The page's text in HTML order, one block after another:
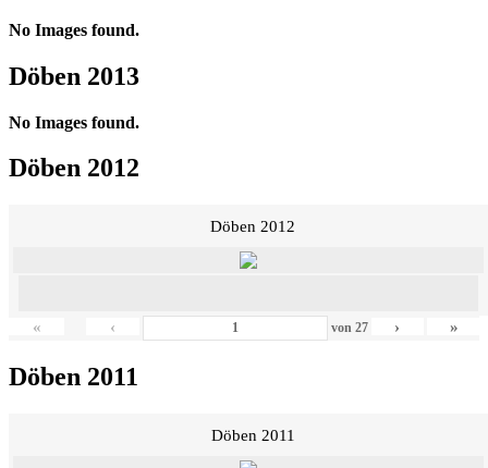
No Images found.
Döben 2013
No Images found.
Döben 2012
Döben 2012
« ‹ von 27 › »
Döben 2011
Döben 2011